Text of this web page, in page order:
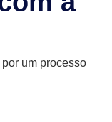
um processo